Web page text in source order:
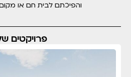
והפיכתם לבית חם או
פרויקטים